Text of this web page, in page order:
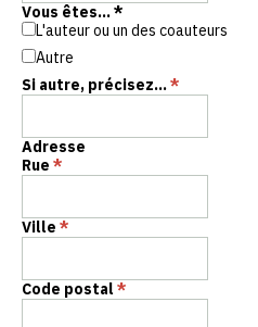
Vous êtes...*
L'auteur ou un des coauteurs
Autre
Si autre, précisez...*
Adresse
Rue *
Ville *
Code postal *